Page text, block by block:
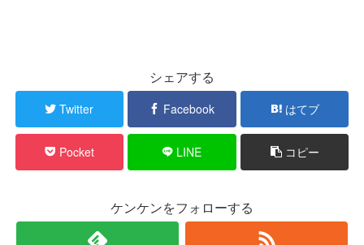
シェアする
Twitter Facebook はてブ
Pocket LINE コピー
ケンケンをフォローする